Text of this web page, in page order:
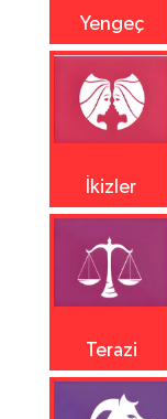
Yengeç
İkizler
Terazi